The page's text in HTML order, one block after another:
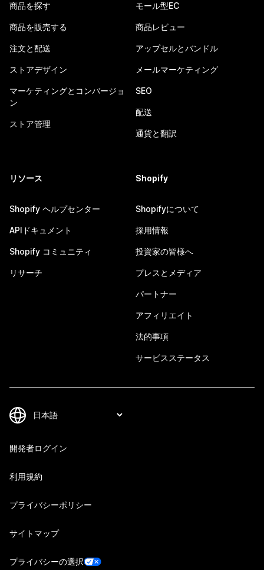
商品を探す
商品を販売する
注文と配送
ストアデザイン
マーケティングとコンバージョ
ン
ストア管理
モール型EC
商品レビュー
アップセルとバンドル
メールマーケティング
SEO
配送
通貨と翻訳
リソース
Shopify ヘルプセンター
APIドキュメント
Shopify コミュニティ
リサーチ
Shopify
Shopifyについて
採用情報
投資家の皆様へ
プレスとメディア
パートナー
アフィリエイト
法的事項
サービスステータス
開発者ログイン
利用規約
プライバシーポリシー
サイトマップ
プライバシーの選択